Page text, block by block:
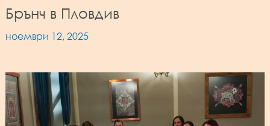
Брънч в Пловдив
ноември 12, 2025